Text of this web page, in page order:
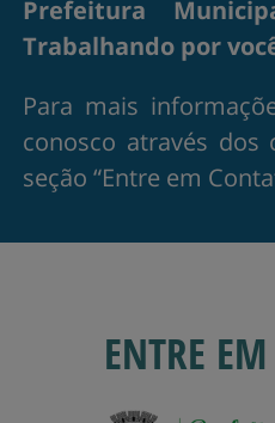
Prefeitura
Trabalhando por
Para mais
conosco através dos
seção “Entre em
ENTRE